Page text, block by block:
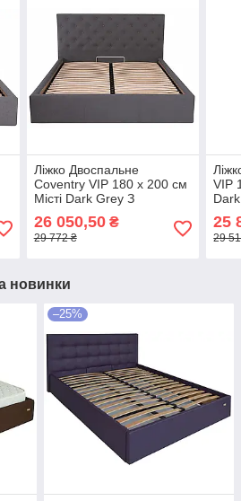
Ліжко Двоспальне
Coventry VIP 180 х 200 см
Місті Dark Grey З
додатковою металевою
цільнозварною рамою
Темно-сірий
26 050,50₴
29 772 ₴
VIP
25
29
новинки
–25%